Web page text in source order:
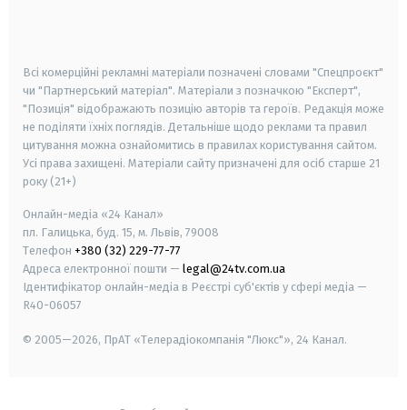
Всі комерційні рекламні матеріали позначені словами "Спецпроєкт"
чи "Партнерський матеріал". Матеріали з позначкою "Експерт",
"Позиція" відображають позицію авторів та героїв. Редакція може
не поділяти їхніх поглядів. Детальніше щодо реклами та правил
цитування можна ознайомитись в правилах користування сайтом.
Усі права захищені. Матеріали сайту призначені для осіб старше 21
року (21+)
Онлайн-медіа «24 Канал»
пл. Галицька, буд. 15, м. Львів, 79008
Телефон +380 (32) 229-77-77
Адреса електронної пошти — legal@24tv.com.ua
Ідентифікатор онлайн-медіа в Реєстрі суб'єктів у сфері медіа —
R40-06057
© 2005—2026, ПрАТ «Телерадіокомпанія "Люкс"», 24 Канал.